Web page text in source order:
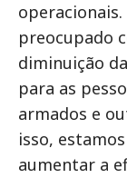
operacionais.
preocupado
diminuição
para as
armados e
isso,
aumentar a